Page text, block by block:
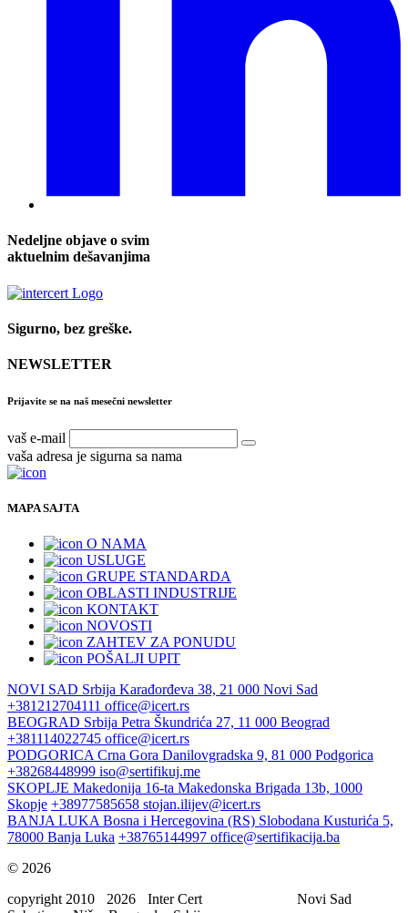
Nedeljne objave o svim
aktuelnim dešavanjima
Sigurno, bez greške.
NEWSLETTER
Prijavite se na naš mesečni newsletter
vaš e-mail
vaša adresa je sigurna sa nama
MAPA SAJTA
O NAMA
USLUGE
GRUPE STANDARDA
OBLASTI INDUSTRIJE
KONTAKT
NOVOSTI
ZAHTEV ZA PONUDU
POŠALJI UPIT
NOVI SAD Srbija Karađorđeva 38, 21 000 Novi Sad
+381212704111 office@icert.rs
BEOGRAD Srbija Petra Škundrića 27, 11 000 Beograd
+381114022745 office@icert.rs
PODGORICA Crna Gora Danilovgradska 9, 81 000 Podgorica
+38268448999 iso@sertifikuj.me
SKOPLJE Makedonija 16-ta Makedonska Brigada 13b, 1000
Skopje +38977585658 stojan.ilijev@icert.rs
BANJA LUKA Bosna i Hercegovina (RS) Slobodana Kusturića 5,
78000 Banja Luka +38765144997 office@sertifikacija.ba
© 2026
copyright 2010
2026 Inter Cert Novi Sad